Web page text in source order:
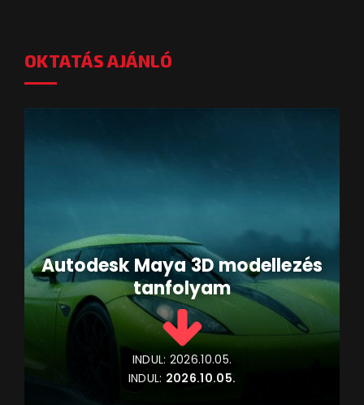
OKTATÁS AJÁNLÓ
Autodesk Maya 3D modellezés
tanfolyam
INDUL: 2026.10.05.
INDUL: 2026.10.05.